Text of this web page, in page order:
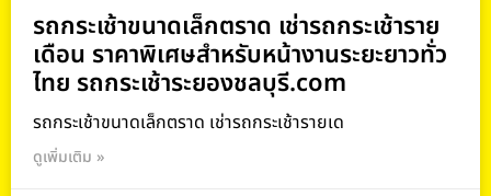
รถกระเช้าขนาดเล็กตราด เช่ารถกระเช้าราย
เดือน ราคาพิเศษสำหรับหน้างานระยะยาวทั่ว
ไทย รถกระเช้าระยองชลบุรี.com
รถกระเช้าขนาดเล็กตราด เช่ารถกระเช้ารายเด
ดูเพิ่มเติม »